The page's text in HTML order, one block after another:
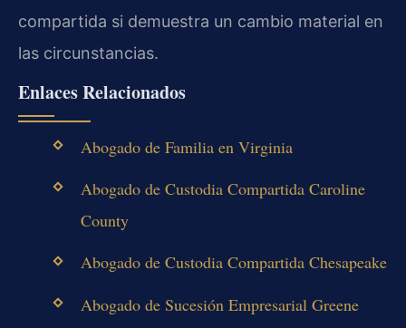
compartida si demuestra un cambio material en
las circunstancias.
Enlaces Relacionados
Abogado de Familia en Virginia
Abogado de Custodia Compartida Caroline
County
Abogado de Custodia Compartida Chesapeake
Abogado de Sucesión Empresarial Greene